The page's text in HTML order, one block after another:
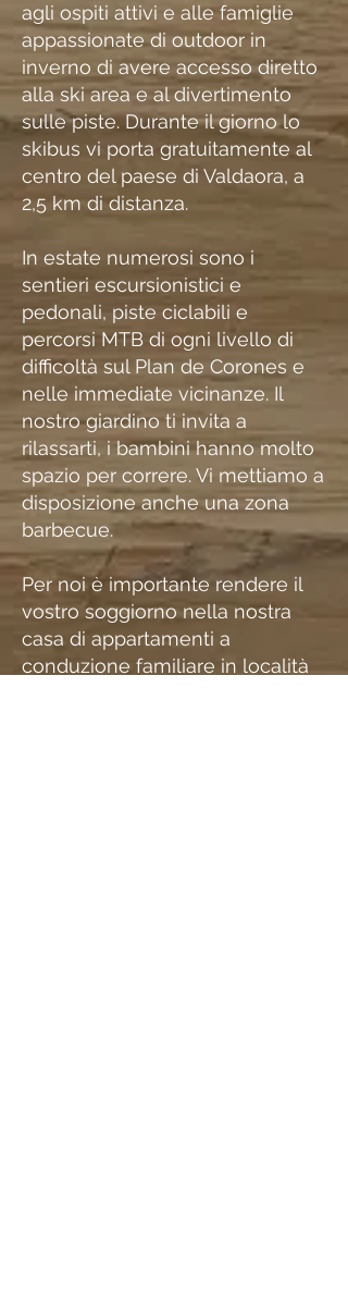
agli ospiti attivi e alle famiglie
appassionate di outdoor in
inverno di avere accesso diretto
alla ski area e al divertimento
sulle piste. Durante il giorno lo
skibus vi porta gratuitamente al
centro del paese di Valdaora, a
2,5 km di distanza.
In estate numerosi sono i
sentieri escursionistici e
pedonali, piste ciclabili e
percorsi MTB di ogni livello di
difficoltà sul Plan de Corones e
nelle immediate vicinanze. Il
nostro giardino ti invita a
rilassarti, i bambini hanno molto
spazio per correre. Vi mettiamo a
disposizione anche una zona
barbecue.
Per noi è importante rendere il
vostro soggiorno nella nostra
casa di appartamenti a
conduzione familiare in località